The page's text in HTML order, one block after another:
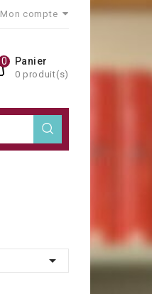
Mon compte
Panier
0 produit(s)
0
